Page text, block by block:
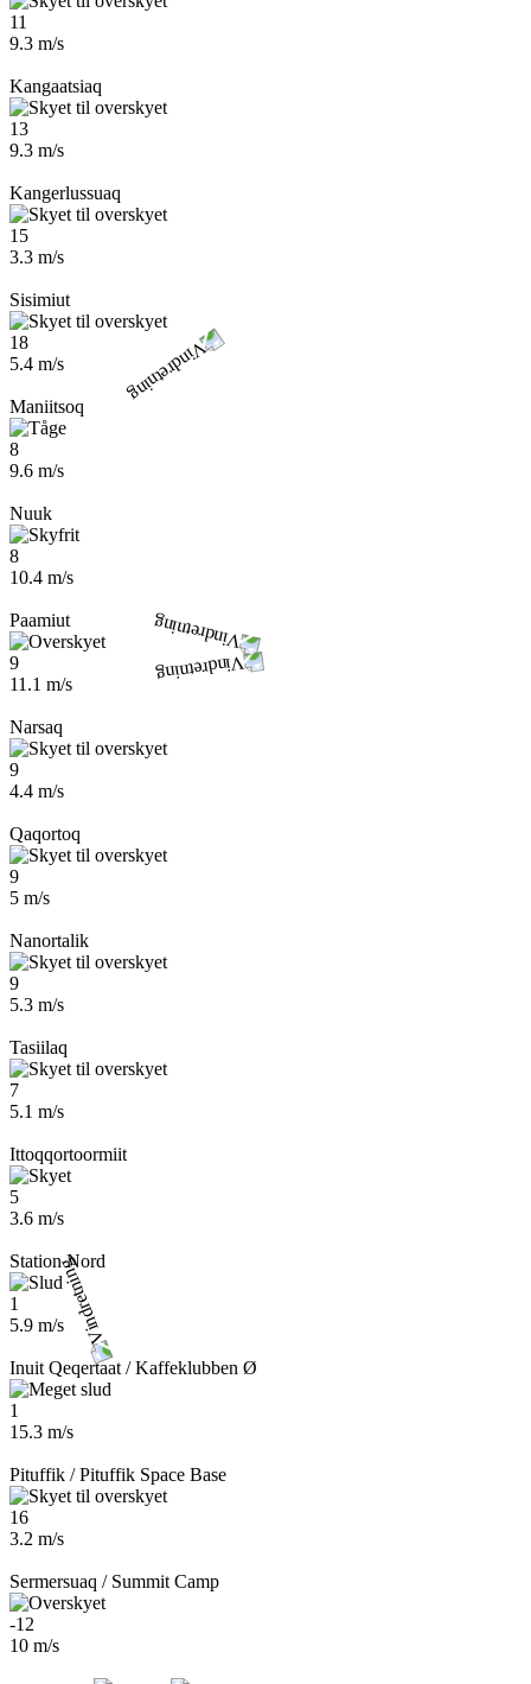
11
9.3 m/s
Kangaatsiaq
13
9.3 m/s
Kangerlussuaq
15
3.3 m/s
Sisimiut
18
5.4 m/s
Maniitsoq
8
9.6 m/s
Nuuk
8
10.4 m/s
Paamiut
9
11.1 m/s
Narsaq
9
4.4 m/s
Qaqortoq
9
5 m/s
Nanortalik
9
5.3 m/s
Tasiilaq
7
5.1 m/s
Ittoqqortoormiit
5
3.6 m/s
Station Nord
1
5.9 m/s
Inuit Qeqertaat / Kaffeklubben Ø
1
15.3 m/s
Pituffik / Pituffik Space Base
16
3.2 m/s
Sermersuaq / Summit Camp
-12
10 m/s